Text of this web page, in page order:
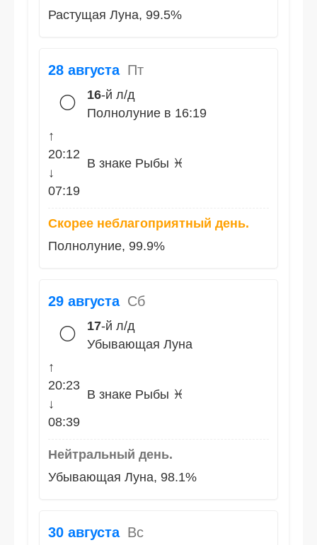
Растущая Луна, 99.5%
28 августа Пт
🌕 16-й л/д
Полнолуние в 16:19
↑
20:12
↓
07:19
В знаке Рыбы ♓
Скорее неблагоприятный день.
Полнолуние, 99.9%
29 августа Сб
🌕 17-й л/д
Убывающая Луна
↑
20:23
↓
08:39
В знаке Рыбы ♓
Нейтральный день.
Убывающая Луна, 98.1%
30 августа Вс